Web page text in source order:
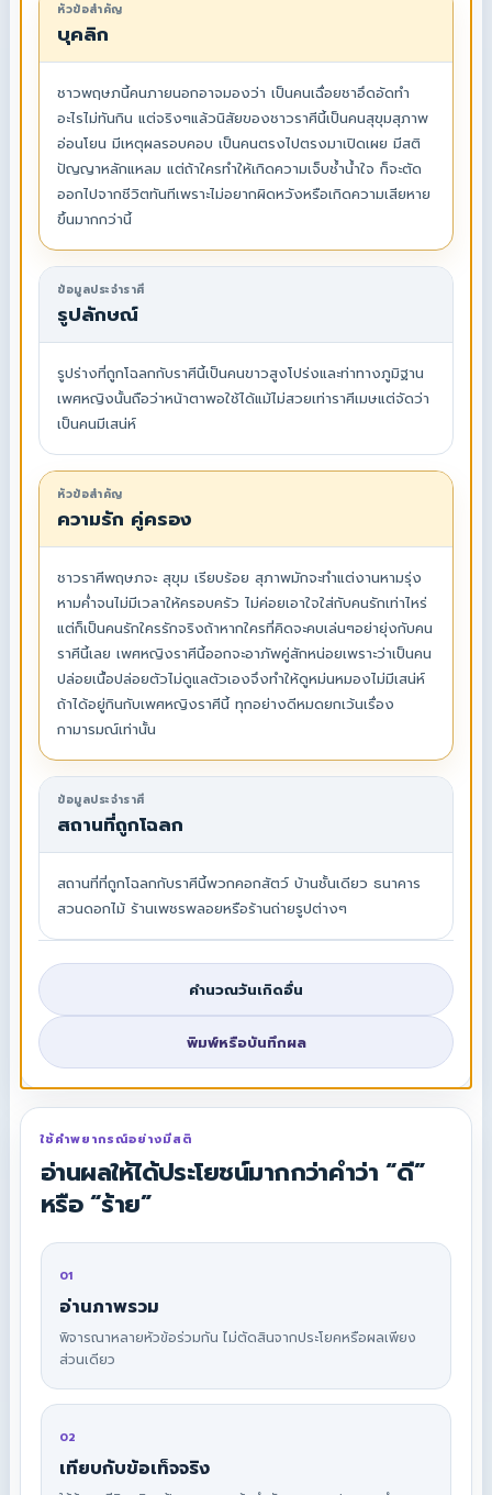
หัวข้อสำคัญ
บุคลิก
ชาวพฤษภนี้คนภายนอกอาจมองว่า เป็นคนเฉื่อยชาอึดอัดทำ
อะไรไม่ทันกิน แต่จริงๆแล้วนิสัยของชาวราศีนี้เป็นคนสุขุมสุภาพ
อ่อนโยน มีเหตุผลรอบคอบ เป็นคนตรงไปตรงมาเปิดเผย มีสติ
ปัญญาหลักแหลม แต่ถ้าใครทำให้เกิดความเจ็บช้ำน้ำใจ ก็จะตัด
ออกไปจากชีวิตทันทีเพราะไม่อยากผิดหวังหรือเกิดความเสียหาย
ขึ้นมากกว่านี้
ข้อมูลประจำราศี
รูปลักษณ์
รูปร่างที่ถูกโฉลกกับราศีนี้เป็นคนขาวสูงโปร่งและท่าทางภูมิฐาน
เพศหญิงนั้นถือว่าหน้าตาพอใช้ได้แม้ไม่สวยเท่าราศีเมษแต่จัดว่า
เป็นคนมีเสน่ห์
หัวข้อสำคัญ
ความรัก คู่ครอง
ชาวราศีพฤษภจะ สุขุม เรียบร้อย สุภาพมักจะทำแต่งานหามรุ่ง
หามค่ำจนไม่มีเวลาให้ครอบครัว ไม่ค่อยเอาใจใส่กับคนรักเท่าไหร่
แต่ก็เป็นคนรักใครรักจริงถ้าหากใครที่คิดจะคบเล่นๆอย่ายุ่งกับคน
ราศีนี้เลย เพศหญิงราศีนี้ออกจะอาภัพคู่สักหน่อยเพราะว่าเป็นคน
ปล่อยเนื้อปล่อยตัวไม่ดูแลตัวเองจึงทำให้ดูหม่นหมองไม่มีเสน่ห์
ถ้าได้อยู่กินกับเพศหญิงราศีนี้ ทุกอย่างดีหมดยกเว้นเรื่อง
กามารมณ์เท่านั้น
ข้อมูลประจำราศี
สถานที่ถูกโฉลก
สถานที่ที่ถูกโฉลกกับราศีนี้พวกคอกสัตว์ บ้านชั้นเดียว ธนาคาร
สวนดอกไม้ ร้านเพชรพลอยหรือร้านถ่ายรูปต่างๆ
คำนวณวันเกิดอื่น
พิมพ์หรือบันทึกผล
ใช้คำพยากรณ์อย่างมีสติ
อ่านผลให้ได้ประโยชน์มากกว่าคำว่า “ดี”
หรือ “ร้าย”
01
อ่านภาพรวม
พิจารณาหลายหัวข้อร่วมกัน ไม่ตัดสินจากประโยคหรือผลเพียง
ส่วนเดียว
02
เทียบกับข้อเท็จจริง